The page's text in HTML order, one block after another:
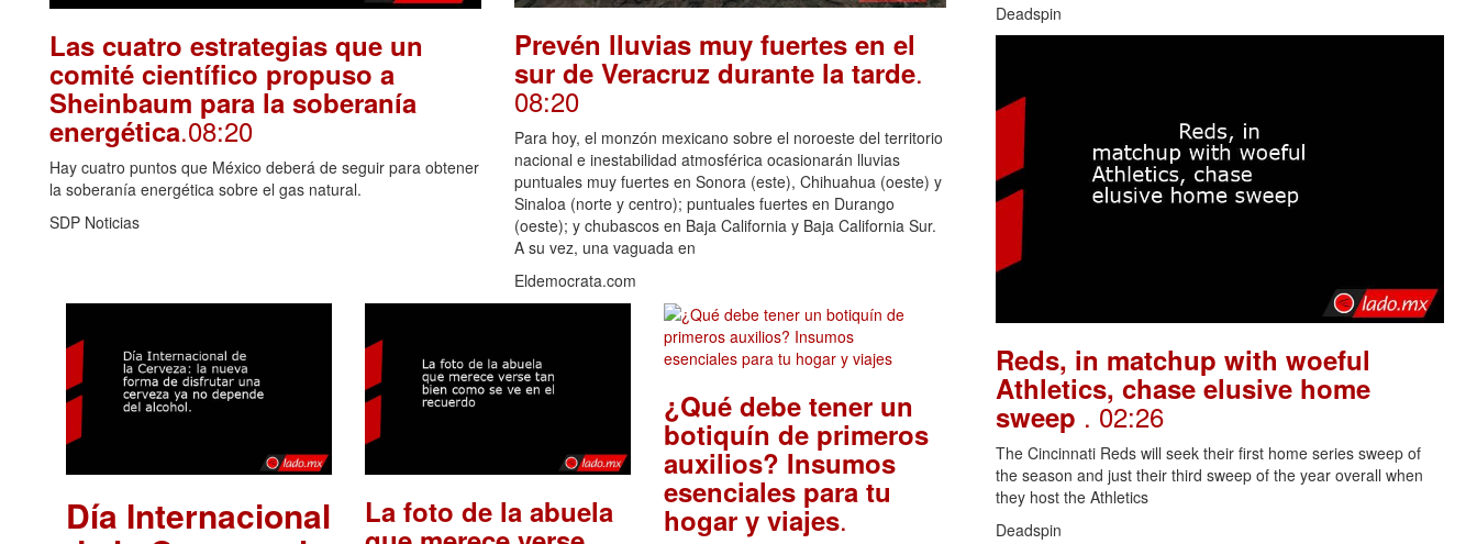
Las cuatro estrategias que un
comité científico propuso a
Sheinbaum para la soberanía
energética.08:20
Hay cuatro puntos que México deberá de seguir para obtener
la soberanía energética sobre el gas natural.
SDP Noticias
Prevén lluvias muy fuertes en el
sur de Veracruz durante la tarde.
08:20
Para hoy, el monzón mexicano sobre el noroeste del territorio
nacional e inestabilidad atmosférica ocasionarán lluvias
puntuales muy fuertes en Sonora (este), Chihuahua (oeste) y
Sinaloa (norte y centro); puntuales fuertes en Durango
(oeste); y chubascos en Baja California y Baja California Sur.
A su vez, una vaguada en
Eldemocrata.com
Día Internacional La foto de la abuela
¿Qué debe tener un
botiquín de primeros
auxilios? Insumos
esenciales para tu
hogar y viajes.
Deadspin
Reds, in matchup with woeful
Athletics, chase elusive home
sweep . 02:26
The Cincinnati Reds will seek their first home series sweep of
the season and just their third sweep of the year overall when
they host the Athletics
Deadspin